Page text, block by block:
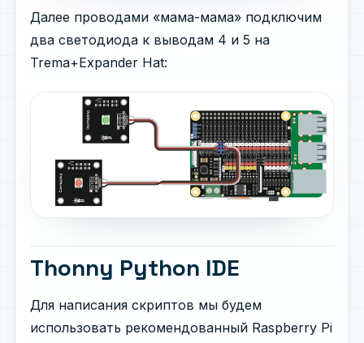
Далее проводами ­«мама-мама» подключим
два светодиода к выводам 4 и 5 на
Trema+Expander Hat:
Thonny Python IDE
Для написания скриптов мы будем
использовать рекомендованный Raspberry Pi